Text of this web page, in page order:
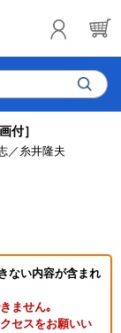
付］
糸井隆夫
ない内容が含まれ
ません｡
セスをお願いい